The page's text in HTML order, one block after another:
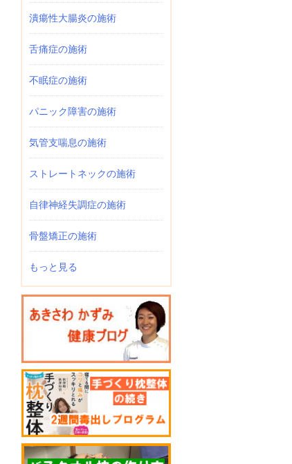
潰瘍性大腸炎の施術
舌痛症の施術
不眠症の施術
パニック障害の施術
気管支喘息の施術
ストレートネックの施術
自律神経失調症の施術
骨盤矯正の施術
もっと見る